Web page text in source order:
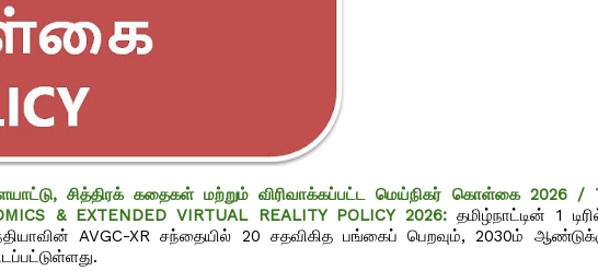
சித்திரக் கதைகள் மற்றும் விரிவாக்கப்பட்ட மெய்நிகர் கொள்கை 2026 /
& EXTENDED VIRTUAL REALITY POLICY 2026:தமிழ்நாட்டின் 1
AVGC-XR சந்தையில் 20 சதவிகித பங்கைப் பெறவும், 2030ம்